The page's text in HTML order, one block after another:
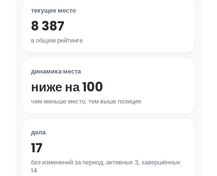
текущее место
8 387
в общем рейтинге
динамика места
ниже на 100
чем меньше место, тем выше позиция
дела
17
без изменений за период; активных 3, завершённых
14